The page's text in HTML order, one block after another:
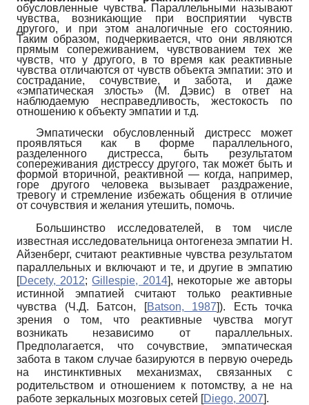
обусловленные чувства. Параллельными называют
чувства, возникающие при восприятии чувств
другого, и при этом аналогичные его состоянию.
Таким образом, подчеркивается, что они являются
прямым сопереживанием, чувствованием тех же
чувств, что у другого, в то время как реактивные
чувства отличаются от чувств объекта эмпатии: это и
сострадание, сочувствие, и забота, и даже
«эмпатическая злость» (М. Дэвис) в ответ на
наблюдаемую несправедливость, жестокость по
отношению к объекту эмпатии и т.д.
Эмпатически обусловленный дистресс может
проявляться как в форме параллельного,
разделенного дистресса, быть результатом
сопереживания дистрессу другого, так может быть и
формой вторичной, реактивной — когда, например,
горе другого человека вызывает раздражение,
тревогу и стремление избежать общения в отличие
от сочувствия и желания утешить, помочь.
Большинство исследователей, в том числе
известная исследовательница онтогенеза эмпатии Н.
Айзенберг, считают реактивные чувства результатом
параллельных и включают и те, и другие в эмпатию
[Decety, 2012;Gillespie, 2014], некоторые же авторы
истинной эмпатией считают только реактивные
чувства (Ч.Д. Батсон,
[Batson, 1987]). Есть точка
зрения о том, что реактивные чувства могут
возникать независимо от параллельных.
Предполагается, что сочувствие, эмпатическая
забота в таком случае базируются в первую очередь
на инстинктивных механизмах, связанных с
родительством и отношением к потомству, а не на
работе зеркальных мозговых сетей [Diego, 2007].